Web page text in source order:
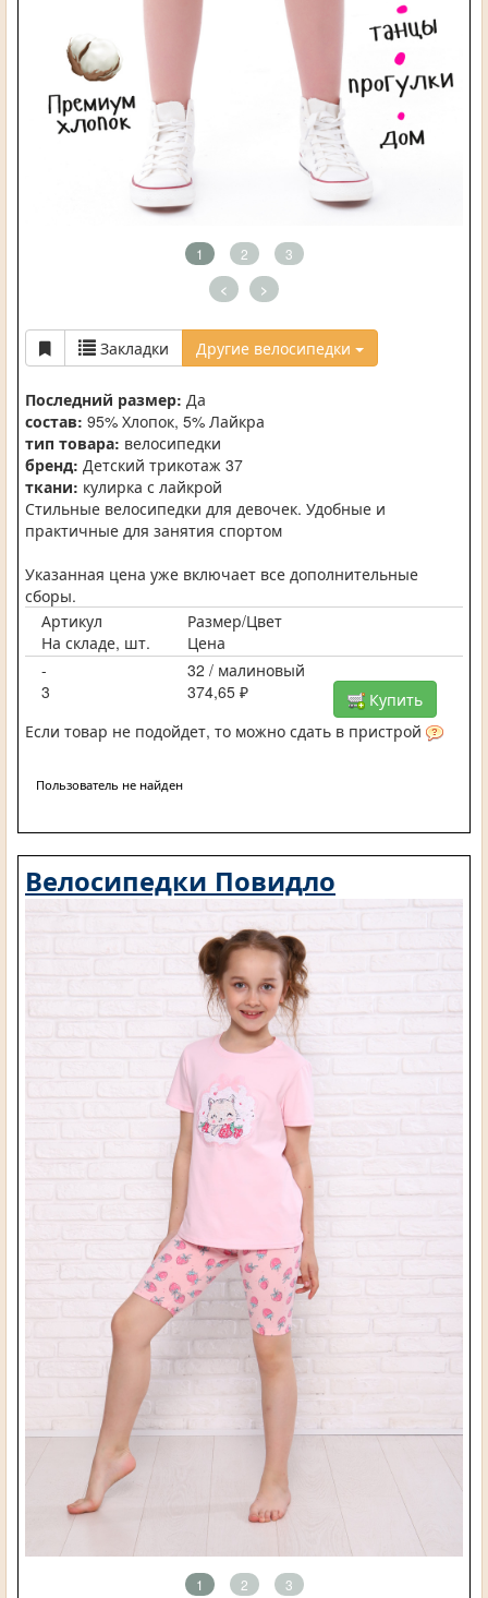
1 2 3
< >
Закладки Другие велосипедки
Последний размер: Да
состав: 95% Хлопок, 5% Лайкра
тип товара: велосипедки
бренд: Детский трикотаж 37
ткани: кулирка с лайкрой
Стильные велосипедки для девочек. Удобные и
практичные для занятия спортом
Указанная цена уже включает все дополнительные
сборы.
Артикул
Размер/Цвет
На складе, шт.
Цена
-
32 / малиновый
3
374,65 ₽
Купить
Если товар не подойдет, то можно сдать в пристрой
Пользователь не найден
Велосипедки Повидло
1 2 3